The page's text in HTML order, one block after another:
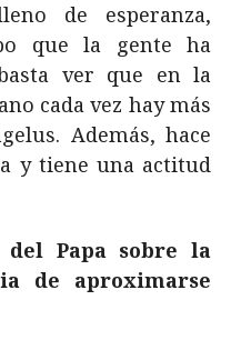
de esperanza,
que la gente ha
ver que en la
cada vez hay más
Además, hace
y tiene una actitud
Papa sobre la
de aproximarse